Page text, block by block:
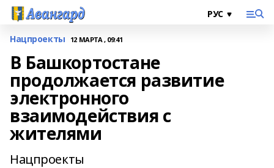
Нацпроекты 12 МАРТА , 09:41
В Башкортостане
продолжается развитие
электронного
взаимодействия с
жителями
Нацпроекты